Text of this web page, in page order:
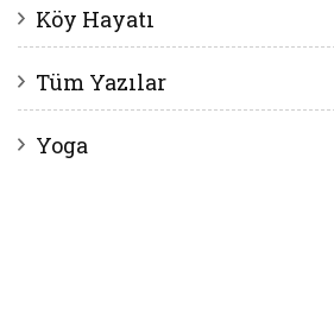
Köy Hayatı
Tüm Yazılar
Yoga